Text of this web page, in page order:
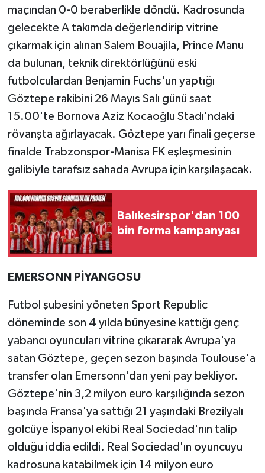
maçından 0-0 beraberlikle döndü. Kadrosunda
gelecekte A takımda değerlendirip vitrine
çıkarmak için alınan Salem Bouajila, Prince Manu
da bulunan, teknik direktörlüğünü eski
futbolculardan Benjamin Fuchs'un yaptığı
Göztepe rakibini 26 Mayıs Salı günü saat
15.00'te Bornova Aziz Kocaoğlu Stadı'ndaki
rövanşta ağırlayacak. Göztepe yarı finali geçerse
finalde Trabzonspor-Manisa FK eşleşmesinin
galibiyle tarafsız sahada Avrupa için karşılaşacak.
Balıkesirspor'dan 100
bin forma kampanyası
EMERSONN PİYANGOSU
Futbol şubesini yöneten Sport Republic
döneminde son 4 yılda bünyesine kattığı genç
yabancı oyuncuları vitrine çıkararak Avrupa'ya
satan Göztepe, geçen sezon başında Toulouse'a
transfer olan Emersonn'dan yeni pay bekliyor.
Göztepe'nin 3,2 milyon euro karşılığında sezon
başında Fransa'ya sattığı 21 yaşındaki Brezilyalı
golcüye İspanyol ekibi Real Sociedad'nın talip
olduğu iddia edildi. Real Sociedad'ın oyuncuyu
kadrosuna katabilmek için 14 milyon euro